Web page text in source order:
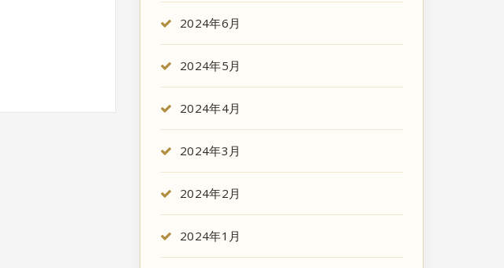
2024年6月
2024年5月
2024年4月
2024年3月
2024年2月
2024年1月